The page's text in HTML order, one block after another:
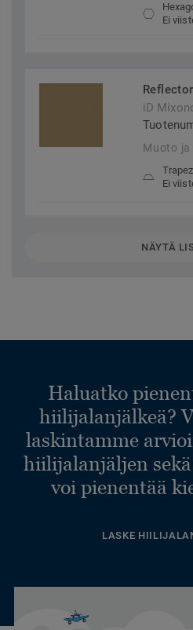
Ei
iD
Muoto ja
Ei
NÄYTÄ
Haluatko
hiilijalanjälkeä?
laskintamme
hiilijalanjäljen
voi pienentää
LASKE